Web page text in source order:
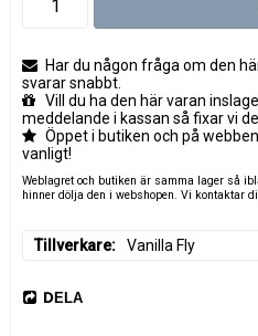
Har du någon fråga om den
svarar snabbt.
Vill du ha den här varan
meddelande i kassan så fixar vi
Öppet i butiken och på
vanligt!
Weblagret och butiken är samma lager så
hinner dölja den i webshopen. Vi kontaktar
Tillverkare Vanilla Fly
DELA